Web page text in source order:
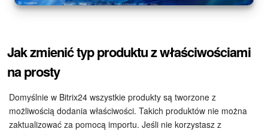
Jak zmienić typ produktu z właściwościami
na prosty
Domyślnie w Bitrix24 wszystkie produkty są tworzone z
możliwością dodania właściwości. Takich produktów nie można
zaktualizować za pomocą importu. Jeśli nie korzystasz z